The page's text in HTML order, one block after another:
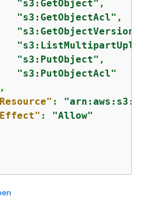
"s3:GetObject" ,
"s3:GetObjectAcl" ,
"s3:GetObjectVersion"
"s3:PutObject" ,
"s3:PutObjectAcl"
:
: "Allow"